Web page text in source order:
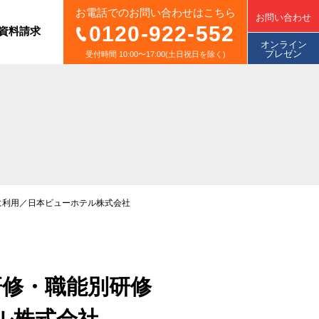
お問い合わせ
オンライン
プレゼン
お電話でのお問い合わせはこちら
0120-922-552
受付時間 10:00〜17:00(土日祝日を除く)
料請求
用／日本ビューホテル株式会社
・職能別研修